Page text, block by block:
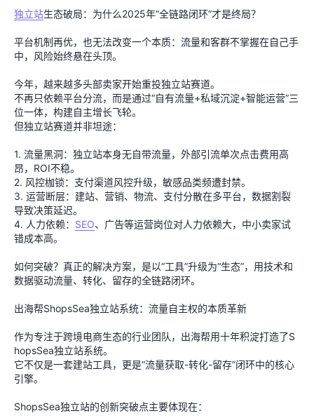
独立站生态破局：为什么2025年“全链路闭环”才是终局？
平台机制再优，也无法改变一个本质：流量和客群不掌握在自己手
中，风险始终悬在头顶。
今年，越来越多头部卖家开始重投独立站赛道。
不再只依赖平台分流，而是通过“自有流量+私域沉淀+智能运营”三
位一体，构建自主增长飞轮。
但独立站赛道并非坦途：
1. 流量黑洞：独立站本身无自带流量，外部引流单次点击费用高
昂，ROI不稳。
2. 风控枷锁：支付渠道风控升级，敏感品类频遭封禁。
3. 运营断层：建站、营销、物流、支付分散在多平台，数据割裂
导致决策延迟。
4. 人力依赖： SEO、广告等运营岗位对人力依赖大，中小卖家试
错成本高。
如何突破？真正的解决方案，是以“工具”升级为“生态”，用技术和
数据驱动流量、转化、留存的全链路闭环。
出海帮ShopsSea独立站系统：流量自主权的本质革新
作为专注于跨境电商生态的行业团队，出海帮用十年积淀打造了S
hopsSea独立站系统。
它不仅是一套建站工具，更是“流量获取-转化-留存”闭环中的核心
引擎。
ShopsSea独立站的创新突破点主要体现在：